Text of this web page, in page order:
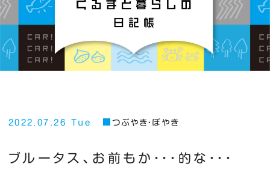
2022.07.26 Tue つぶやき・ぼやき
ブルータス、お前もか・・・的な・・・